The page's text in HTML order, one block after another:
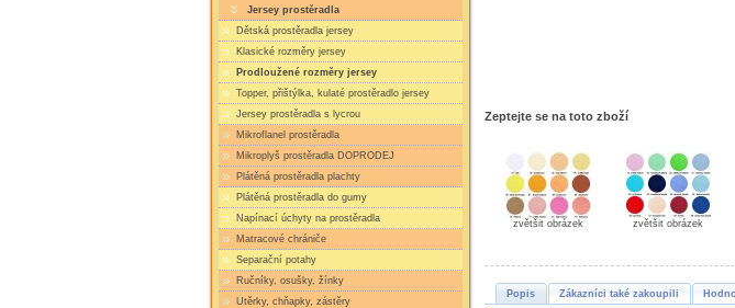
Jersey prostěradla
Dětská prostěradla jersey
Klasické rozměry jersey
Prodloužené rozměry jersey
Topper, přištýlka, kulaté prostěradlo jersey
Jersey prostěradla s lycrou
Mikroflanel prostěradla
Mikroplyš prostěradla DOPRODEJ
Plátěná prostěradla plachty
Plátěná prostěradla do gumy
Napínací úchyty na prostěradla
Matracové chrániče
Separační potahy
Ručníky, osušky, žínky
Utěrky, chňapky, zástěry
Zeptejte se na toto zboží
zvětšit obrázek zvětšit obrázek
Popis Zákazníci také zakoupili